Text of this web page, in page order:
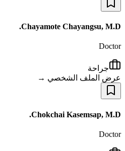
Chayamote Chayangsu, M.D.
Doctor
جراحة
عرض الملف الشخصي →
Chokchai Kasemsap, M.D.
Doctor